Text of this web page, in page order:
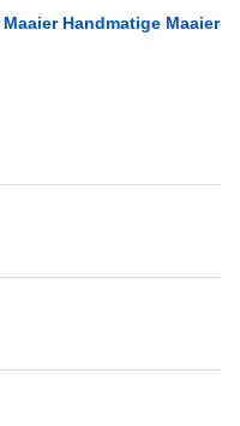
Handmatige Maaier